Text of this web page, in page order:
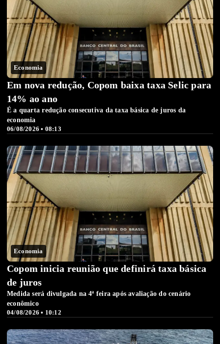
Economia
06/08/2026 • 08:13
Em nova redução, Copom baixa taxa Selic para
14% ao ano
É a quarta redução consecutiva da taxa básica de juros da
economia
Economia
04/08/2026 • 10:12
Copom inicia reunião que definirá taxa básica
de juros
Medida será divulgada na 4ª feira após avaliação do cenário
econômico